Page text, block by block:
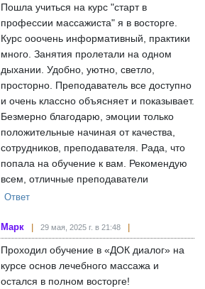
Пошла учиться на курс "старт в
профессии массажиста" я в восторге.
Курс ооочень информативный, практики
много. Занятия пролетали на одном
дыхании. Удобно, уютно, светло,
просторно. Преподаватель все доступно
и очень классно объясняет и показывает.
Безмерно благодарю, эмоции только
положительные начиная от качества,
сотрудников, преподавателя. Рада, что
попала на обучение к вам. Рекомендую
всем, отличные преподаватели
Ответ
Марк 29 мая, 2025 г. в 21:48
Проходил обучение в «ДОК диалог» на
курсе основ лечебного массажа и
остался в полном восторге!